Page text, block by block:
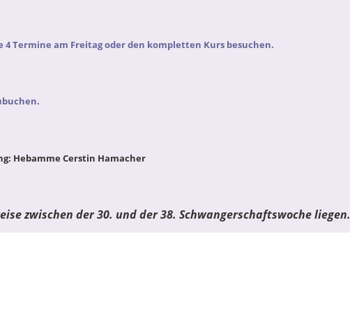
Termine am Freitag oder den kompletten Kurs besuchen.
Hebamme Cerstin Hamacher
zwischen der 30. und der 38. Schwangerschaftswoche liegen.